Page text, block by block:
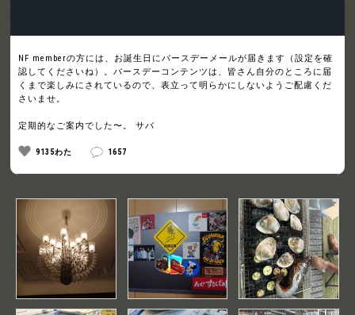
NF memberの方には、お誕生日にバースデーメールが届きます（設定を確
認してくださいね）。バースデーコンテンツは、皆さん自分のところに届
くまで楽しみにされているので、表立って明らかにしないようご配慮くだ
さいませ。
定期的なご案内でした〜。 サバ
9135わた 1657